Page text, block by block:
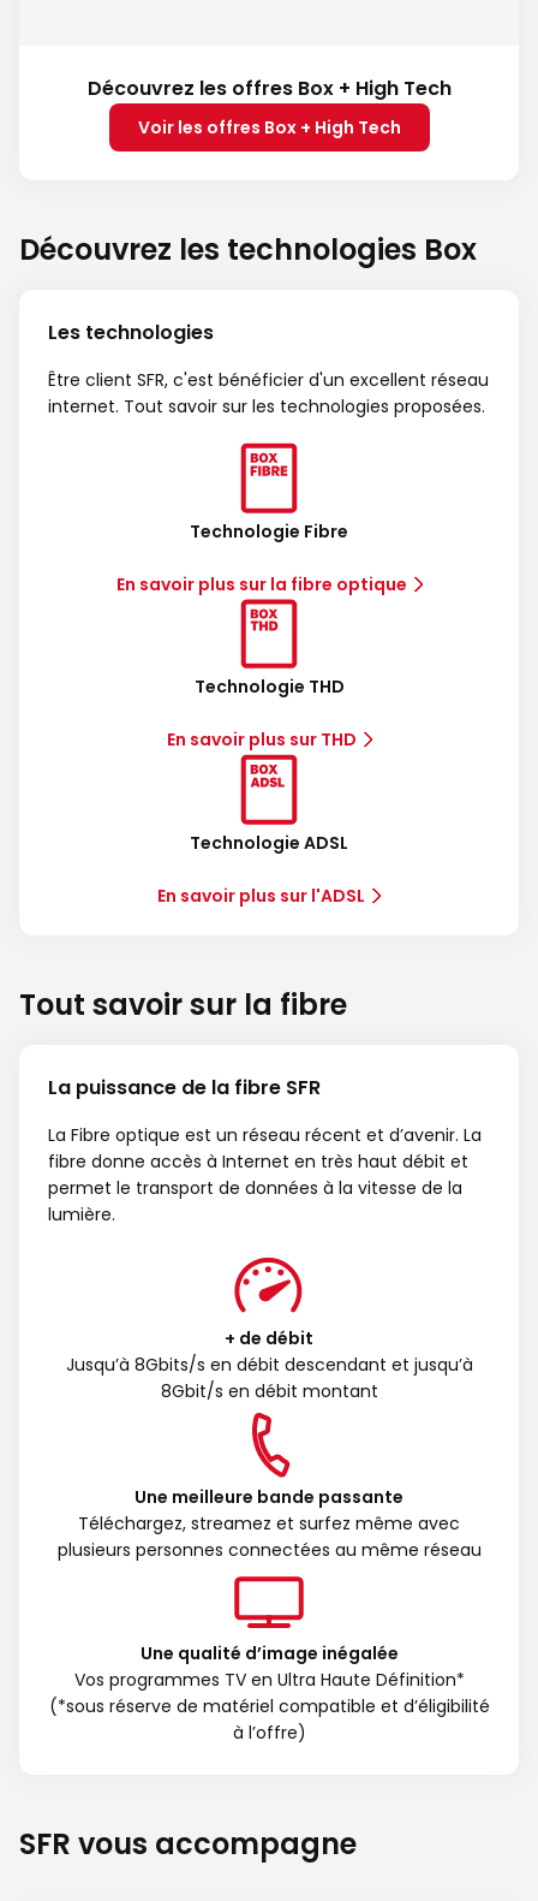
Découvrez les offres Box + High Tech
Voir les offres Box + High Tech
Découvrez les technologies Box
Les technologies
Être client SFR, c'est bénéficier d'un excellent réseau
internet. Tout savoir sur les technologies proposées.
Technologie Fibre
En savoir plus sur la fibre optique
Technologie THD
En savoir plus sur THD
Technologie ADSL
En savoir plus sur l'ADSL
Tout savoir sur la fibre
La puissance de la fibre SFR
La Fibre optique est un réseau récent et d’avenir. La
fibre donne accès à Internet en très haut débit et
permet le transport de données à la vitesse de la
lumière.
+ de débit
Jusqu’à 8Gbits/s en débit descendant et jusqu’à
8Gbit/s en débit montant
Une meilleure bande passante
Téléchargez, streamez et surfez même avec
plusieurs personnes connectées au même réseau
Une qualité d’image inégalée
Vos programmes TV en Ultra Haute Définition*
(*sous réserve de matériel compatible et d’éligibilité
à l’offre)
SFR vous accompagne